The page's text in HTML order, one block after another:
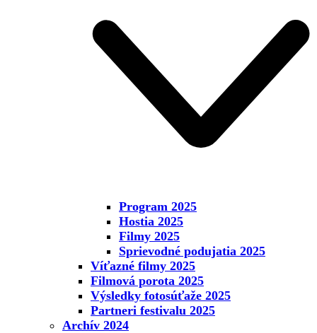
Program 2025
Hostia 2025
Filmy 2025
Sprievodné podujatia 2025
Víťazné filmy 2025
Filmová porota 2025
Výsledky fotosúťaže 2025
Partneri festivalu 2025
Archív 2024